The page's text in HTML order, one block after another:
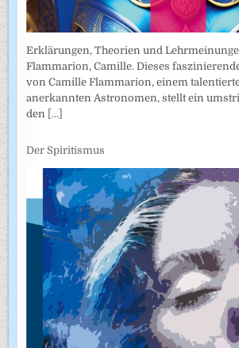
Erklärungen, Theorien und
Flammarion, Camille. Dieses
von Camille Flammarion, einem
anerkannten Astronomen, stellt ein
den [...]
Der Spiritismus